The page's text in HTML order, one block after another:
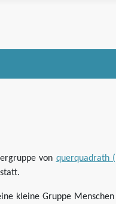
von querquadrath
kleine Gruppe